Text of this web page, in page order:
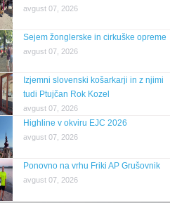
avgust 07, 2026
Sejem žonglerske in cirkuške opreme
avgust 07, 2026
Izjemni slovenski košarkarji in z njimi
tudi Ptujčan Rok Kozel
avgust 07, 2026
Highline v okviru EJC 2026
avgust 07, 2026
Ponovno na vrhu Friki AP Grušovnik
avgust 07, 2026